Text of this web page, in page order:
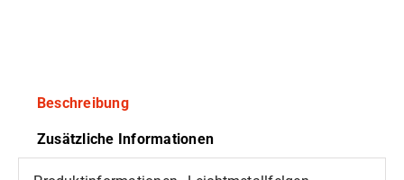
Beschreibung
Zusätzliche Informationen